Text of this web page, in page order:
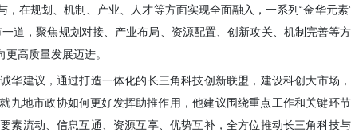
在规划、机制、产业、人才等方面实现全面融入，一系列“金华元素
道，聚焦规划对接、产业布局、资源配置、创新攻关、机制完善等
高质量发展迈进。
华建议，通过打造一体化的长三角科技创新联盟，建设科创大市场
九地市政协如何更好发挥助推作用，他建议围绕重点工作和关键环
素流动、信息互通、资源互享、优势互补，全方位推动长三角科技